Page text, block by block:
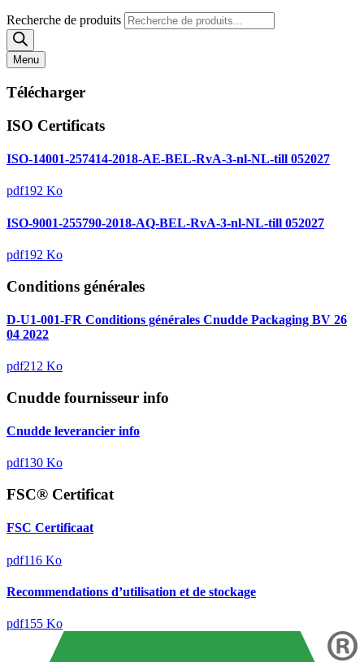
Recherche de produits
Menu
Télécharger
ISO Certificats
ISO-14001-257414-2018-AE-BEL-RvA-3-nl-NL-till 052027
pdf192 Ko
ISO-9001-255790-2018-AQ-BEL-RvA-3-nl-NL-till 052027
pdf192 Ko
Conditions générales
D-U1-001-FR Conditions générales Cnudde Packaging BV 26
04 2022
pdf212 Ko
Cnudde fournisseur info
Cnudde leverancier info
pdf130 Ko
FSC® Certificat
FSC Certificaat
pdf116 Ko
Recommendations d’utilisation et de stockage
pdf155 Ko